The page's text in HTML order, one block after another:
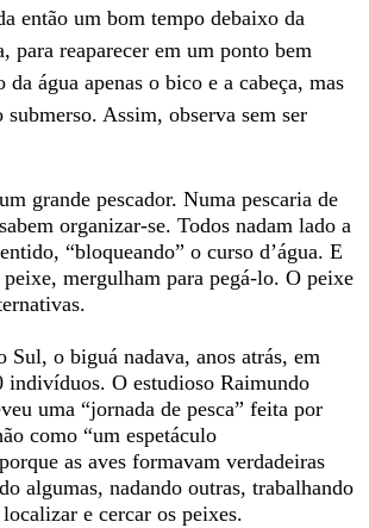
então um bom tempo debaixo da
para reaparecer em um ponto bem
da água apenas o bico e a cabeça, mas
submerso. Assim, observa sem ser
grande pescador. Numa pescaria de
organizar-se. Todos nadam lado a
“bloqueando” o curso d’água. E
peixe, mergulham para pegá-lo. O peixe
Sul, o biguá nadava, anos atrás, em
indivíduos. O estudioso Raimundo
uma “jornada de pesca” feita por
como “um espetáculo
as aves formavam verdadeiras
algumas, nadando outras, trabalhando
e cercar os peixes.